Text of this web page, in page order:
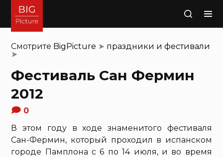
Поиск
Смотрите BigPicture ➤ праздники и фестивали
➤
Фестиваль Сан Фермин
2012
0
В этом году в ходе знаменитого фестиваля
Сан-Фермин, который проходил в испанском
городе Памплона с 6 по 14 июля, и во время